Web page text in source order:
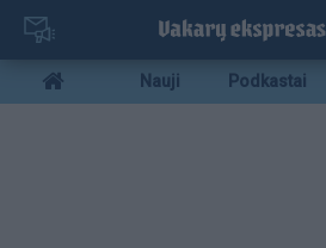
Pereiti
pagrindinį
turinį
Mobile
menu
Nauji Podkastai